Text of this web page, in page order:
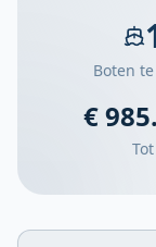
Boten
€
Tot